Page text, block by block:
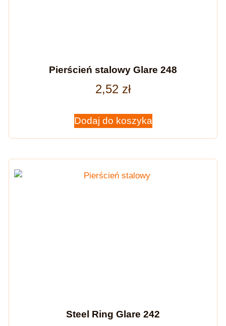
Pierścień stalowy Glare 248
2,52 zł
Dodaj do koszyka
Steel Ring Glare 242